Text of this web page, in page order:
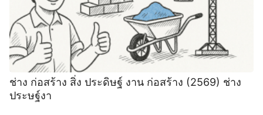
ช่าง ก่อสร้าง สิ่ง ประดิษฐ์ งาน ก่อสร้าง (2569) ช่าง
ประษฐ์งา